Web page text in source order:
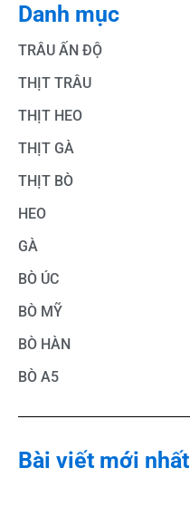
Danh mục
TRÂU ẤN ĐỘ
THỊT TRÂU
THỊT HEO
THỊT GÀ
THỊT BÒ
HEO
GÀ
BÒ ÚC
BÒ MỸ
BÒ HÀN
BÒ A5
Bài viết mới nhất